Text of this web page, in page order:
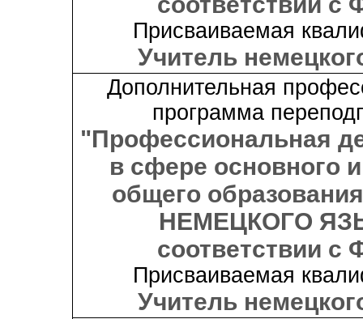
Присваиваемая
Учитель
Дополнительная
программа
"Профессиональная
в сфере основного
общего
НЕМЕЦКОГО
соответствии с
Присваиваемая
Учитель